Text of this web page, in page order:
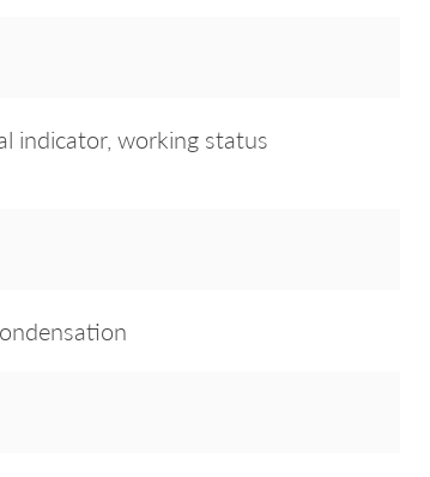
indicator, working status